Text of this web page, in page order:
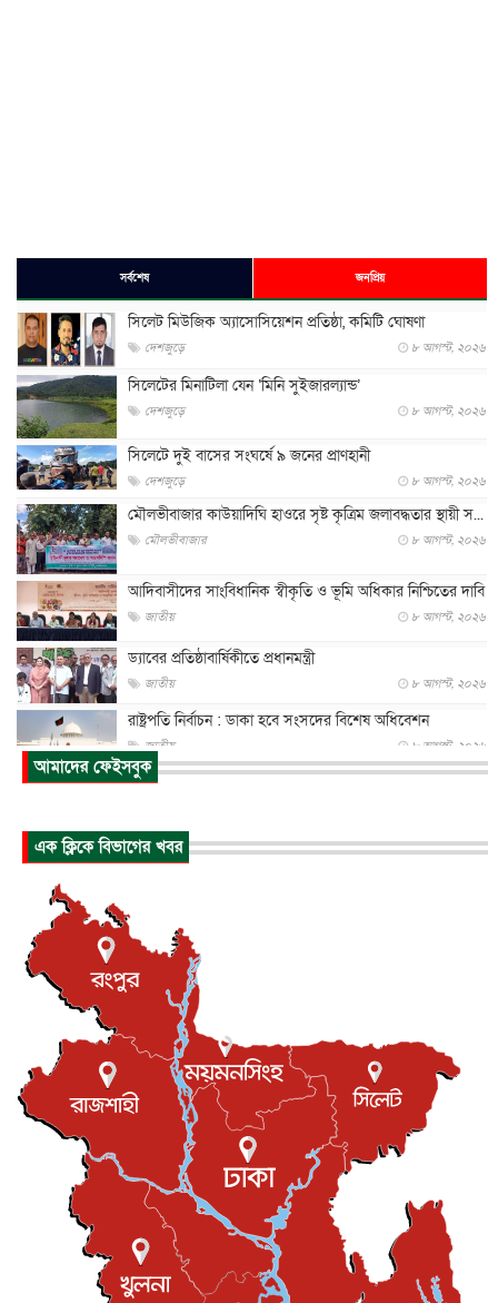
সর্বশেষ জনপ্রিয়
সিলেট মিউজিক অ্যাসোসিয়েশন প্রতিষ্ঠা, কমিটি ঘোষণা
দেশজুড়ে ৮ আগস্ট, ২০২৬
সিলেটের মিনাটিলা যেন ‘মিনি সুইজারল্যান্ড’
দেশজুড়ে ৮ আগস্ট, ২০২৬
সিলেটে দুই বাসের সংঘর্ষে ৯ জনের প্রাণহানী
দেশজুড়ে ৮ আগস্ট, ২০২৬
মৌলভীবাজার কাউয়াদিঘি হাওরে সৃষ্ট কৃত্রিম জলাবদ্ধতার স্থায়ী স...
মৌলভীবাজার ৮ আগস্ট, ২০২৬
আদিবাসীদের সাংবিধানিক স্বীকৃতি ও ভূমি অধিকার নিশ্চিতের দাবি
জাতীয় ৮ আগস্ট, ২০২৬
ড্যাবের প্রতিষ্ঠাবার্ষিকীতে প্রধানমন্ত্রী
জাতীয় ৮ আগস্ট, ২০২৬
রাষ্ট্রপতি নির্বাচন : ডাকা হবে সংসদের বিশেষ অধিবেশন
জাতীয় ৮ আগস্ট, ২০২৬
প্রধানমন্ত্রীর সঙ্গে সাক্ষাতে খুদে শিল্পী অনুশ্রী রায়ের স্বপ...
পাকিস্তান-তুরস্কের সঙ্গে প্রতিরক্ষা চুক্তি সৌদি আরবকে কতটা ন...
যুক্তরাজ্যে গ্রুমিং কেলেঙ্কারি : পাকিস্তানির অপরাধে অস্বস্তি...
আন্তর্জাতিক
বিরোধ কাটিয়ে কূটনৈতিক সম্পর্ক পুনঃস্থাপন করছে মেক্সিকো ও
আন্তর্জাতিক
এবার ওটিটিতে মুক্তি পেল ‘মালিক’
বিনোদন ৮ আগস্ট, ২০২৬
রিয়ালকে ‘না’ বলা রদ্রির জন্য বার্সার কাছে কত চাইল ম্যানসিটি
খেলাধুলা
শিল্পকলায় চলচ্চিত্র উৎসব, বিনা মূল্যে দেখা যাবে ৬ সিনেমা
বিনোদন ৮ আগস্ট, ২০২৬
ইস্ট লন্ডন মসজিদের জুমার খুতবা : “কুরআন হোক জীবন দেখার
লেন্স...
আমাদের ফেইসবুক
এক ক্লিকে বিভাগের খবর